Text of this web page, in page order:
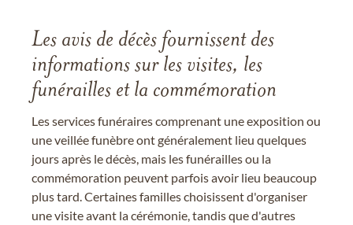
Les avis de décès fournissent des
informations sur les visites, les
funérailles et la commémoration
Les services funéraires comprenant une exposition ou
une veillée funèbre ont généralement lieu quelques
jours après le décès, mais les funérailles ou la
commémoration peuvent parfois avoir lieu beaucoup
plus tard. Certaines familles choisissent d'organiser
une visite avant la cérémonie, tandis que d'autres